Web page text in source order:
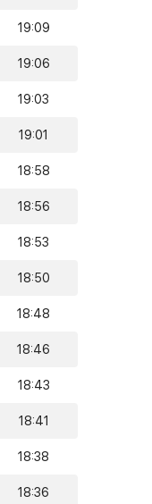
19:09
19:06
19:03
19:01
18:58
18:56
18:53
18:50
18:48
18:46
18:43
18:41
18:38
18:36